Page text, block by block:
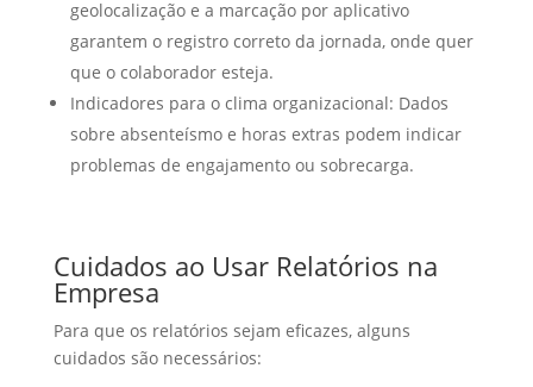
geolocalização e a marcação por aplicativo
garantem o registro correto da jornada, onde quer
que o colaborador esteja.
Indicadores para o clima organizacional: Dados
sobre absenteísmo e horas extras podem indicar
problemas de engajamento ou sobrecarga.
Cuidados ao Usar Relatórios na
Empresa
Para que os relatórios sejam eficazes, alguns
cuidados são necessários: